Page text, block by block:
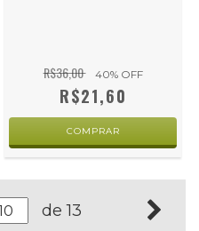
R$36,00 40% OFF
R$21,60
de 13